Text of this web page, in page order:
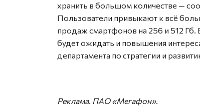
хранить в большом количестве —
Пользователи привыкают к всё
продаж смартфонов на 256 и 512
будет ожидать и повышения
департамента по стратегии и
Реклама. ПАО «Мегафон».